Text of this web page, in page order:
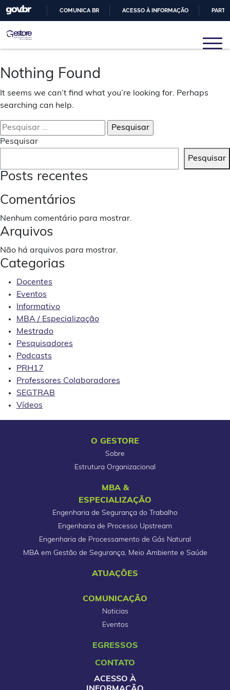
O
COMUNICA BR ACESSO À INFORMAÇÃO
Gestore
Núcleo de Pesquisas em Sistemas e Gestão de
Nothing Found
It seems we can’t find what you’re looking for. Perhaps
searching can help.
Pesquisar
por:
Pesquisar
Pesquisar
Posts recentes
Comentários
Nenhum comentário para mostrar.
Arquivos
Não há arquivos para mostrar.
Categorias
Docentes
Eventos
Informativo
MBA / Especialização
Mestrado
Pesquisadores
Podcasts
PRH17
Professores Colaboradores
SEGTRAB
Vídeos
O GESTORE
Sobre
Estrutura Organizacional
MBA &
ESPECIALIZAÇÃO
Engenharia de Segurança do Trabalho
Engenharia de Processo Upstream
Engenharia de Processamento de Gás Natural
MBA em Gestão de Segurança, Meio Ambiente e Saúde
ATUAÇÕES
COMUNICAÇÃO
Noticias
Eventos
EGRESSOS
CONTATO
ACESSO À